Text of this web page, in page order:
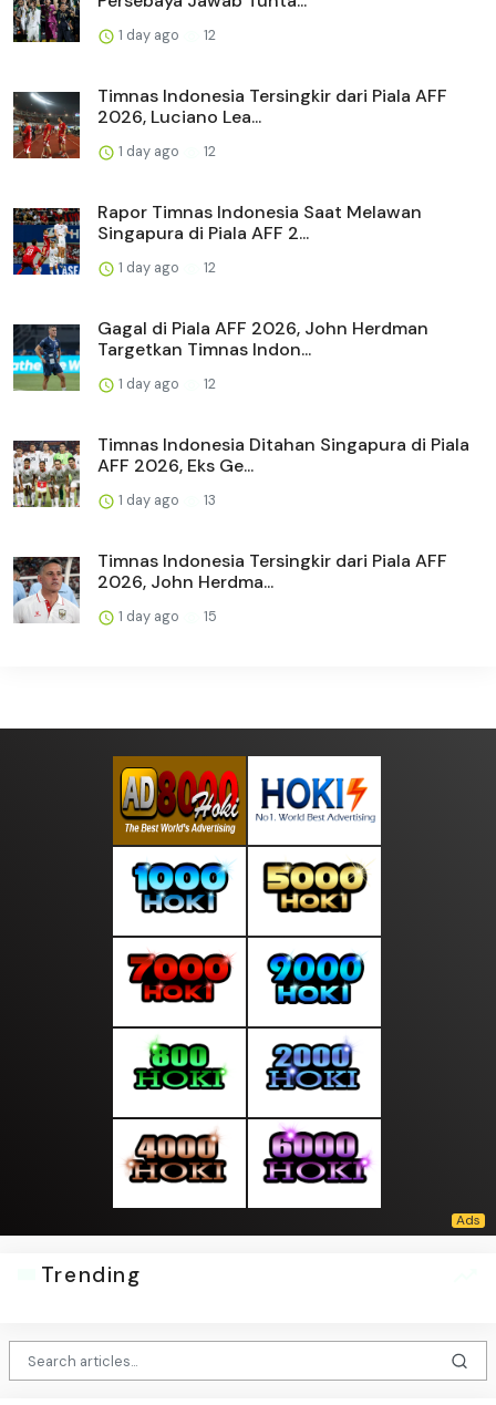
1 day ago 12
Timnas Indonesia Tersingkir dari Piala AFF
2026, Luciano Lea...
1 day ago 12
Rapor Timnas Indonesia Saat Melawan
Singapura di Piala AFF 2...
1 day ago 12
Gagal di Piala AFF 2026, John Herdman
Targetkan Timnas Indon...
1 day ago 12
Timnas Indonesia Ditahan Singapura di Piala
AFF 2026, Eks Ge...
1 day ago 13
Timnas Indonesia Tersingkir dari Piala AFF
2026, John Herdma...
1 day ago 15
Trending